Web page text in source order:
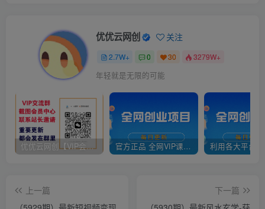
优优云网创 关注
2.7W+ 0 30 3279W+
年轻就是无限的可能
优优云网创【VIP会员专属交流群】 官方正品 全网VIP课程 无损下载~
上一篇
下一篇